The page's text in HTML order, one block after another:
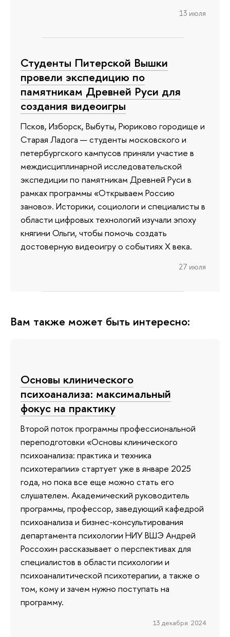
13 июля
Студенты Питерской Вышки
провели экспедицию по
памятникам Древней Руси для
создания видеоигры
Псков, Изборск, Выбуты, Рюриково городище и
Старая Ладога — студенты московского и
петербургского кампусов приняли участие в
междисциплинарной исследовательской
экспедиции по памятникам Древней Руси в
рамках программы «Открываем Россию
заново». Историки, социологи и специалисты в
области цифровых технологий изучали эпоху
княгини Ольги, чтобы помочь создать
достоверную видеоигру о событиях X века.
27 июля
Вам также может быть интересно:
Основы клинического
психоанализа: максимальный
фокус на практику
Второй поток программы профессиональной
переподготовки «Основы клинического
психоанализа: практика и техника
психотерапии» стартует уже в январе 2025
года, но пока все еще можно стать его
слушателем. Академический руководитель
программы, профессор, заведующий кафедрой
психоанализа и бизнес-консультирования
департамента психологии НИУ ВШЭ Андрей
Россохин рассказывает о перспективах для
специалистов в области психологии и
психоаналитической психотерапии, а также о
том, кому и зачем нужно поступать на
программу.
13 декабря 2024